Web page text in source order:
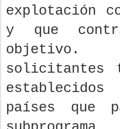
explotación
y que
objetivo.
solicitantes
países que